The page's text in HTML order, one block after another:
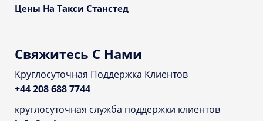
Цены На Такси Станстед
Свяжитесь С Нами
Круглосуточная Поддержка Клиентов
+44 208 688 7744
круглосуточная служба поддержки клиентов